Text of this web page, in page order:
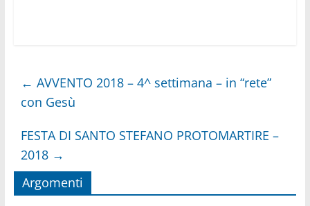
← AVVENTO 2018 – 4^ settimana – in “rete”
con Gesù
FESTA DI SANTO STEFANO PROTOMARTIRE –
2018 →
Argomenti